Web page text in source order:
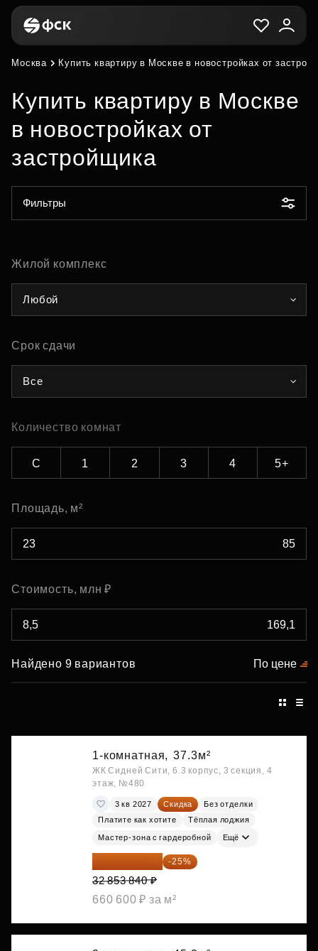
Москва Купить квартиру в Москве в новостройках от
Купить квартиру в Москве
в новостройках от
застройщика
Фильтры
Жилой комплекс
Любой
Срок сдачи
Все
Количество комнат
С 1 2 3 4 5+
Площадь, м²
Стоимость, млн ₽
Найдено 9 вариантов По цене
1-комнатная, 37.3м²
ЖК Сидней Сити, 6.3 корпус, 3 секция, 4
этаж, №480
3 кв 2027 Скидка
Без отделки
Платите как хотите
Тёплая лоджия
Мастер-зона с гардеробной Ещё
24 640 380 ₽ -25%
32 853 840 ₽
660 600 ₽ за м²